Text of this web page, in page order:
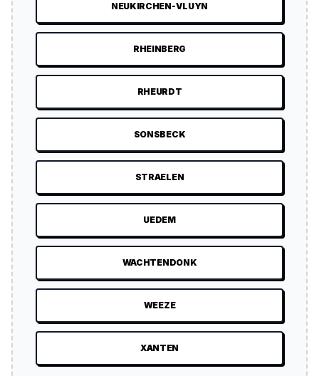
NEUKIRCHEN-VLUYN
RHEINBERG
RHEURDT
SONSBECK
STRAELEN
UEDEM
WACHTENDONK
WEEZE
XANTEN